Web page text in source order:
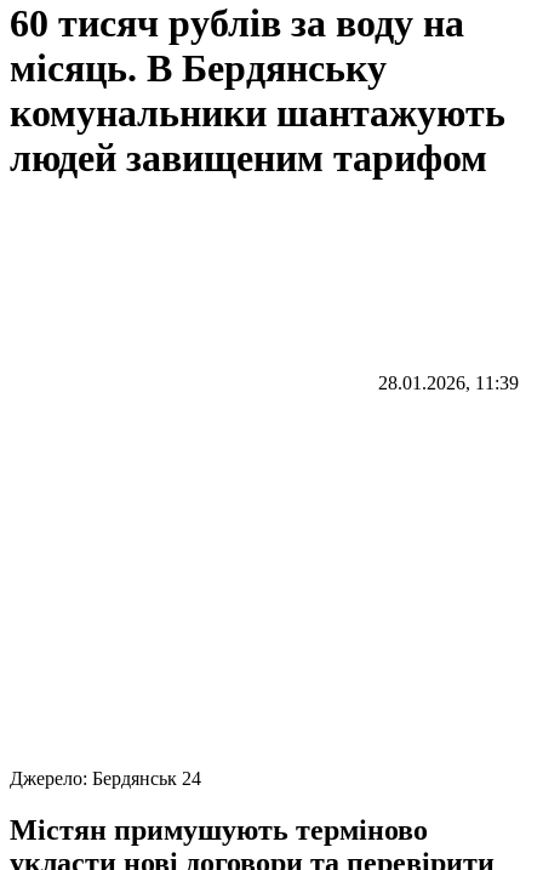
60 тисяч рублів за воду на
місяць. В Бердянську
комунальники шантажують
людей завищеним тарифом
28.01.2026, 11:39
Джерело: Бердянськ 24
Містян примушують терміново
укласти нові договори та перевірити